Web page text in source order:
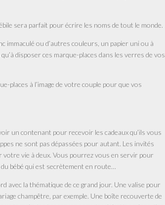
sera parfait pour écrire les noms de tout le monde.
immaculé ou d’autres couleurs, un papier uni ou à
disposer ces marque-places dans les verres de vos
places à l’image de votre couple pour que vos
un contenant pour recevoir les cadeaux qu’ils vous
ne sont pas dépassées pour autant. Les invités
vie à deux. Vous pourrez vous en servir pour
bébé qui est secrètement en route…
avec la thématique de ce grand jour. Une valise pour
champêtre, par exemple. Une boîte recouverte de